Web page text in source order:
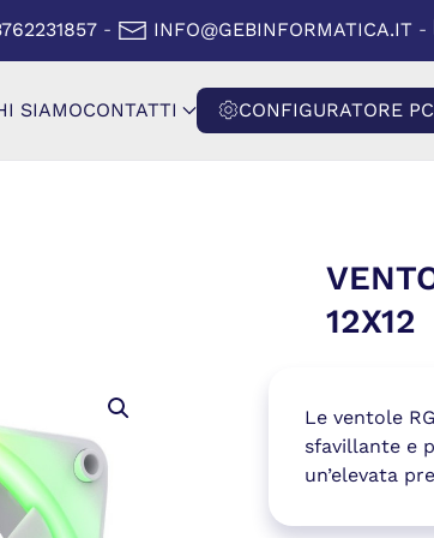
FINESTRA)
- INFO@GEBINFORMATICA.IT -
SIAMOCONTATTI CONFIGURATORE PC
12X12
Le ventole
sfavillante e
un’elevata